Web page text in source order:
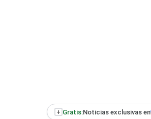
+ Gratis:Noticias exclusivas en